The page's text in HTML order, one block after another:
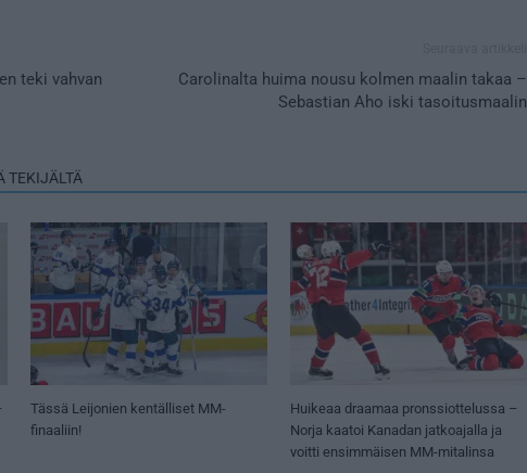
teki vahvan
Carolinalta huima nousu kolmen maalin takaa –
Sebastian Aho iski tasoitusmaalin
TEKIJÄLTÄ
Tässä Leijonien kentälliset MM-
finaaliin!
Huikeaa draamaa pronssiottelussa –
Norja kaatoi Kanadan jatkoajalla ja
voitti ensimmäisen MM-mitalinsa